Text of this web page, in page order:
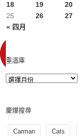
« 四月
18
19 20
25
26 27
重溫庫
慶爆搜尋
Carman Cats